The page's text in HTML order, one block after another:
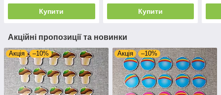
Купити Купити
Акційні пропозиції та новинки
Акція –10% Акція –10%